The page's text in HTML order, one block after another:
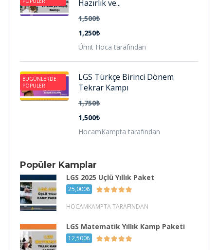
Hazırlık ve...
1,500₺
1,250₺
Ümit Hoca tarafından
BUGÜNLERDE
POPÜLER
LGS Türkçe Birinci Dönem
Tekrar Kampı
1,750₺
1,500₺
HocamKampta tarafından
Popüler Kamplar
LGS 2025 Üçlü Yıllık Paket
25,000₺
HOCAMKAMPTA TARAFINDAN
LGS Matematik Yıllık Kamp Paketi
12,500₺